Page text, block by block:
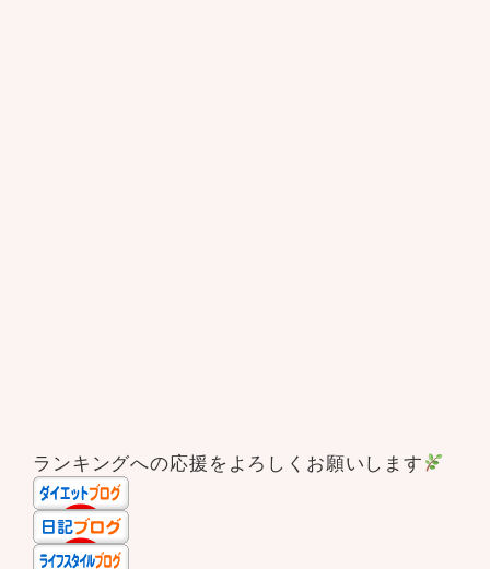
ランキングへの応援をよろしくお願いします